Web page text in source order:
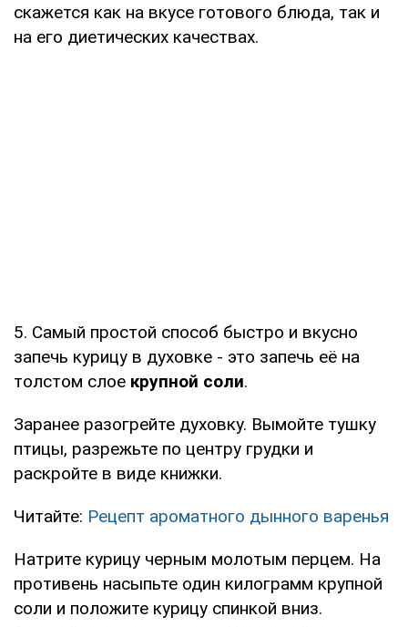
скажется как на вкусе готового блюда, так и
на его диетических качествах.
5. Самый простой способ быстро и вкусно
запечь курицу в духовке - это запечь её на
толстом слое крупной соли.
Заранее разогрейте духовку. Вымойте тушку
птицы, разрежьте по центру грудки и
раскройте в виде книжки.
Читайте: Рецепт ароматного дынного варенья
Натрите курицу черным молотым перцем. На
противень насыпьте один килограмм крупной
соли и положите курицу спинкой вниз.